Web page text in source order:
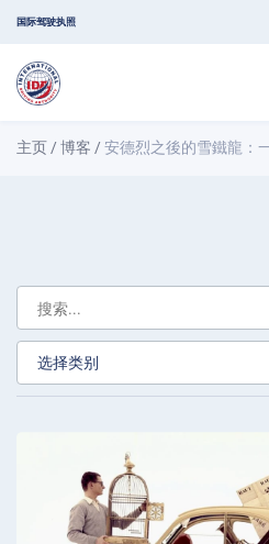
国际驾驶执照
主页 /博客 /安德烈之後的雪鐵龍：